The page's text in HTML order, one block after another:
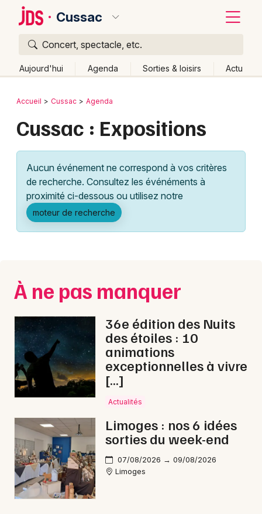
Cussac
Concert, spectacle, etc.
Aujourd'hui Agenda Sorties & loisirs Actu
Publier un événement
Grands événements
Activité & Expérience
Manifestations
Spectacles
Concerts
Sports
Soirées
Sorties famille
Expos
Sorties & loisirs
Expos en Limousin
Bordeaux
Lille
Lyon
Marseille
Nantes
Nice
Paris
Strasbourg
Toulouse
Retour
Accueil Cussac Agenda
Cussac : Expositions
Aucun événement ne correspond à vos critères
de recherche. Consultez les événéments à
proximité ci-dessous ou utilisez notre
moteur de recherche
À ne pas manquer
36e édition des Nuits
des étoiles : 10
animations
exceptionnelles à vivre
[…]
Actualités
Limoges : nos 6 idées
sorties du week-end
07/08/2026 → 09/08/2026
Limoges
Quoi ?
Où ?
Partout
Près de moi Changer de lieu
Quand ?
Ce week-end